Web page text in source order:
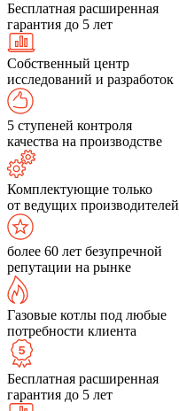
Бесплатная расширенная
гарантия до 5 лет
Собственный центр
исследований и разработок
5 ступеней контроля
качества на производстве
Комплектующие только
от ведущих производителей
более 60 лет безупречной
репутации на рынке
Газовые котлы под любые
потребности клиента
Бесплатная расширенная
гарантия до 5 лет